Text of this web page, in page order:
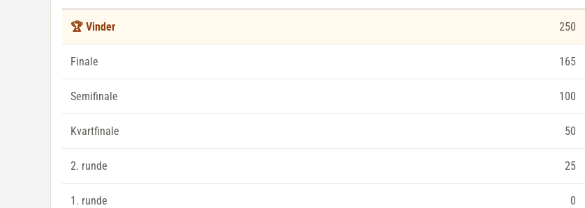
🏆 Vinder 250
Finale 165
Semifinale 100
Kvartfinale 50
2. runde 25
1. runde 0